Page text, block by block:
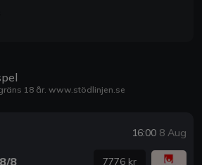
18 år. www.stödlinjen.se
16:00 8 Aug
8 7776 kr